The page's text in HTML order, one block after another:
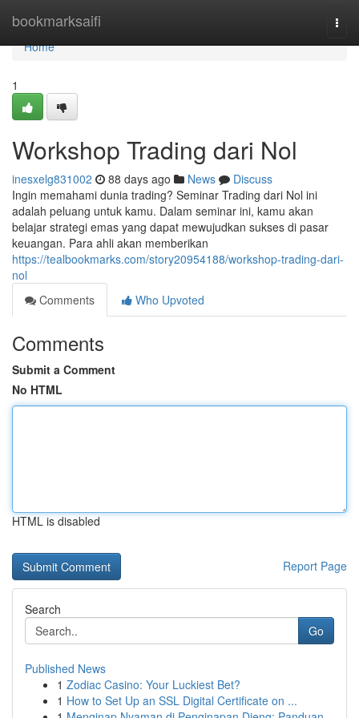
bookmarksaifi
Home
Home
1
Workshop Trading dari Nol
inesxelg831002 88 days ago News
Discuss
Ingin memahami dunia trading? Seminar Trading dari Nol ini
adalah peluang untuk kamu. Dalam seminar ini, kamu akan
belajar strategi emas yang dapat mewujudkan sukses di pasar
keuangan. Para ahli akan memberikan
https://tealbookmarks.com/story20954188/workshop-trading-dari-
nol
Comments
Who Upvoted
Comments
Submit a Comment
No HTML
HTML is disabled
Report Page
Search
Go
Published News
1 Zodiac Casino: Your Luckiest Bet?
1 How to Set Up an SSL Digital Certificate on ...